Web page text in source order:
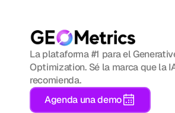
La plataforma #1 para el
Optimization. Sé la marca que la
recomienda.
Agenda una demo